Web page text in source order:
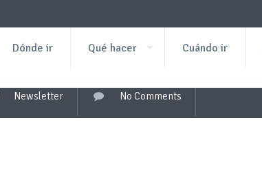
Dónde ir Qué hacer Cuándo ir
Newsletter No Comments